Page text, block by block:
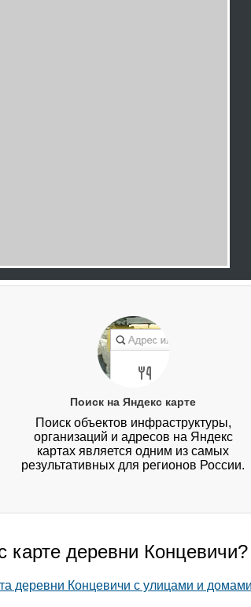
Поиск на Яндекс карте
Поиск объектов инфраструктуры,
организаций и адресов на Яндекс
картах является одним из самых
результативных для регионов России.
карте деревни Концевичи?
деревни Концевичи с улицами и домами